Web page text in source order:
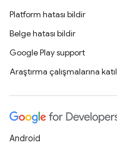
Platform hatası bildir
Belge hatası bildir
Google Play support
Araştırma çalışmalarına katıl
Android